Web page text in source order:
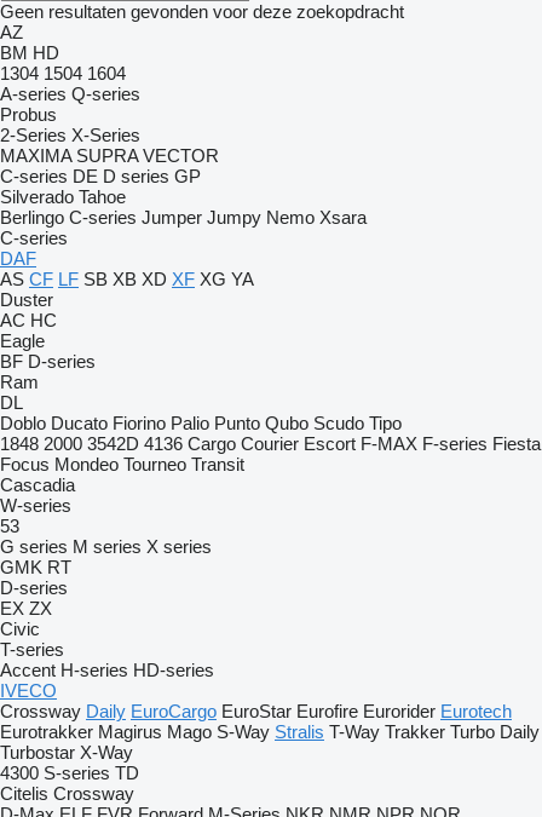
Geen resultaten gevonden voor deze zoekopdracht
AZ
BM HD
1304 1504 1604
A-series Q-series
Probus
2-Series X-Series
MAXIMA SUPRA VECTOR
C-series DE D series GP
Silverado Tahoe
Berlingo C-series Jumper Jumpy Nemo Xsara
C-series
DAF
AS CF LF SB XB XD XF XG YA
Duster
AC HC
Eagle
BF D-series
Ram
DL
Doblo Ducato Fiorino Palio Punto Qubo Scudo Tipo
1848 2000 3542D 4136 Cargo Courier Escort F-MAX F-series Fiesta
Focus Mondeo Tourneo Transit
Cascadia
W-series
53
G series M series X series
GMK RT
D-series
EX ZX
Civic
T-series
Accent H-series HD-series
IVECO
Crossway Daily EuroCargo EuroStar Eurofire Eurorider Eurotech
Eurotrakker Magirus Mago S-Way Stralis T-Way Trakker Turbo Daily
Turbostar X-Way
4300 S-series TD
Citelis Crossway